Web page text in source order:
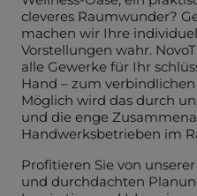
cleveres Raumwunder?
machen wir Ihre
Vorstellungen wahr.
alle Gewerke für Ihr
Hand – zum
Möglich wird das durch
und die enge
Handwerksbetrieben im
Profitieren Sie von
und durchdachten